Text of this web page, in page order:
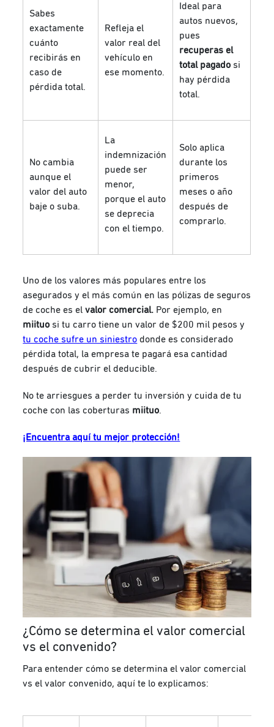
Sabes
exactamente
cuánto
recibirás en
caso de
pérdida total.
Refleja el
valor real del
vehículo en
ese momento.
Ideal para
autos nuevos,
pues
recuperas el
total pagado si
hay pérdida
total.
No cambia
aunque el
valor del auto
baje o suba.
La
indemnización
puede ser
menor,
porque el auto
se deprecia
con el tiempo.
Solo aplica
durante los
primeros
meses o año
después de
comprarlo.
Uno de los valores más populares entre los
asegurados y el más común en las pólizas de seguros
de coche es elvalor comercial. Por ejemplo, en
miituosi tu carro tiene un valor de $200 mil pesos y
tu coche sufre un siniestro donde es considerado
pérdida total, la empresa te pagará esa cantidad
después de cubrir el deducible.
No te arriesgues a perder tu inversión y cuida de tu
coche con las coberturas miituo.
¡Encuentra aquí tu mejor protección!
¿Cómo se determina el valor comercial
vs el convenido?
Para entender cómo se determina el valor comercial
vs el valor convenido, aquí te lo explicamos: